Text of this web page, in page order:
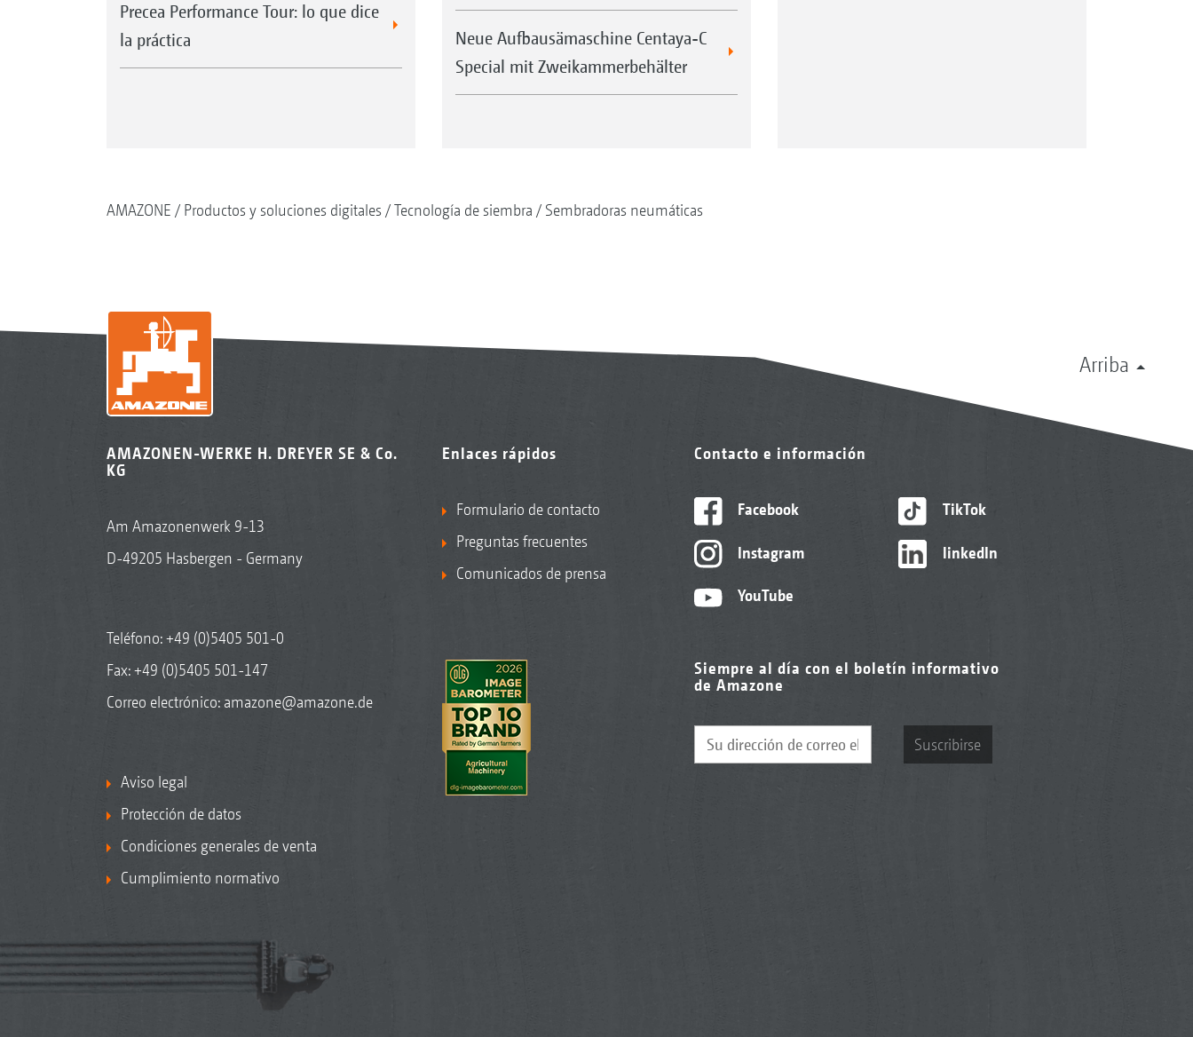
Precea Performance Tour: lo que dice
la práctica
Neue Aufbausämaschine Centaya-C
Special mit Zweikammerbehälter
AMAZONE Productos y soluciones digitales Tecnología de siembra Sembradoras neumáticas
Arriba
AMAZONEN-WERKE H. DREYER SE & Co.
KG
Am Amazonenwerk 9-13
D-49205 Hasbergen - Germany
Teléfono:+49 (0)5405 501-0
Fax: +49 (0)5405 501-147
Correo electrónico: amazone@amazone.de
Aviso legal
Protección de datos
Condiciones generales de venta
Cumplimiento normativo
Enlaces rápidos
Formulario de contacto
Preguntas frecuentes
Comunicados de prensa
Contacto e información
Facebook
Instagram
YouTube
TikTok
linkedIn
Siempre al día con el boletín informativo
de Amazone
Suscribirse